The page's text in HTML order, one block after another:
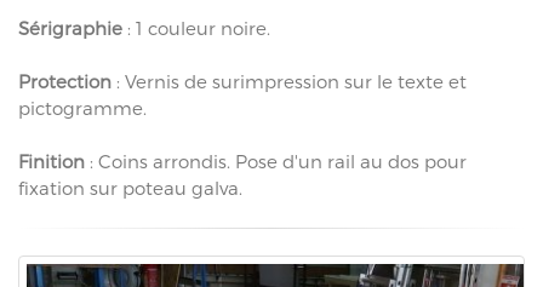
Sérigraphie : 1 couleur noire.
Protection : Vernis de surimpression sur le texte et
pictogramme.
Finition : Coins arrondis. Pose d'un rail au dos pour
fixation sur poteau galva.